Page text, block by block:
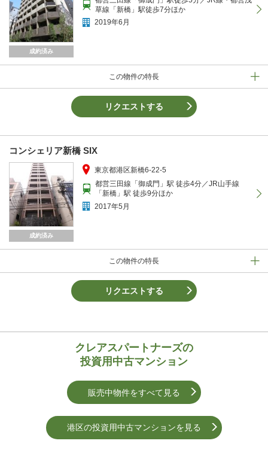
成約済み
この物件の特長
草線「新橋」駅徒歩7分ほか
2019年6月
リクエストする
コンシェリア新橋 SIX
成約済み
この物件の特長
東京都港区新橋6-22-5
都営三田線「御成門」駅 徒歩4分／JR山手線
「新橋」駅 徒歩9分ほか
2017年5月
リクエストする
クレアスパートナーズの
投資用中古マンション
販売中物件をすべて見る
港区の投資用中古マンションを⾒る